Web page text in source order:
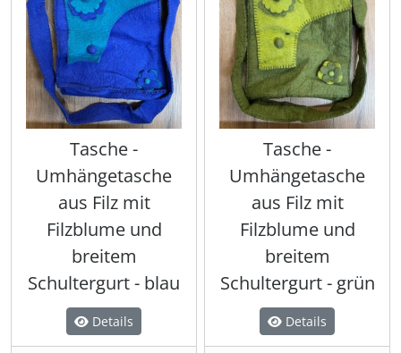
Tasche -
Umhängetasche
aus Filz mit
Filzblume und
breitem
Schultergurt - blau
Details
Tasche -
Umhängetasche
aus Filz mit
Filzblume und
breitem
Schultergurt - grün
Details